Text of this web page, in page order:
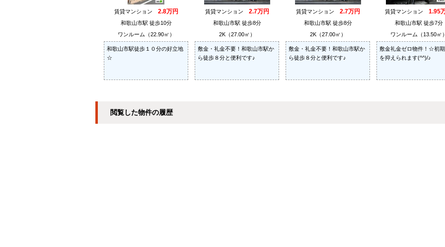
賃貸マンション 2.8万円
和歌山市駅 徒歩10分
ワンルーム（22.90㎡）
和歌山市駅徒歩１０分の好立地
☆
賃貸マンション 2.7万円
和歌山市駅 徒歩8分
2K（27.00㎡）
敷金・礼金不要！和歌山市駅か
ら徒歩８分と便利です♪
賃貸マンション 2.7万円
和歌山市駅 徒歩8分
2K（27.00㎡）
敷金・礼金不要！和歌山市駅か
ら徒歩８分と便利です♪
賃貸マンション 1.95
和歌山市駅 徒歩7分
ワンルーム（13.50㎡
敷金礼金ゼロ物件！☆初
を抑えられます(^^)/♪
閲覧した物件の履歴